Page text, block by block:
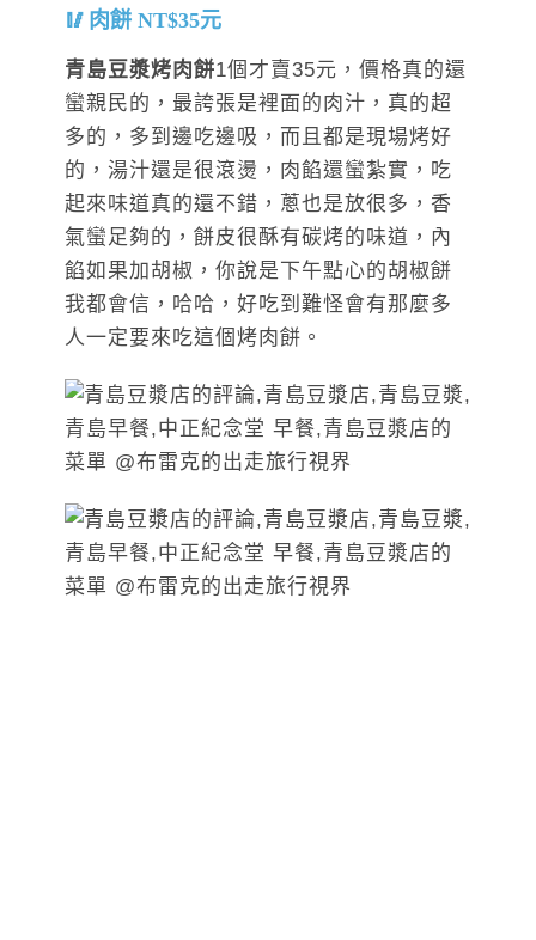
肉餅 NT$35元
青島豆漿烤肉餅1個才賣35元，價格真的還
蠻親民的，最誇張是裡面的肉汁，真的超
多的，多到邊吃邊吸，而且都是現場烤好
的，湯汁還是很滾燙，肉餡還蠻紮實，吃
起來味道真的還不錯，蔥也是放很多，香
氣蠻足夠的，餅皮很酥有碳烤的味道，內
餡如果加胡椒，你說是下午點心的胡椒餅
我都會信，哈哈，好吃到難怪會有那麼多
人一定要來吃這個烤肉餅。